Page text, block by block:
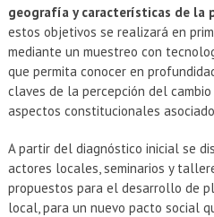
geografía y características de la
estos objetivos se realizará en
mediante un muestreo con
que permita conocer en
claves de la percepción del
aspectos constitucionales
A partir del diagnóstico inicial se
actores locales, seminarios y
propuestos para el desarrollo de
local, para un nuevo pacto social